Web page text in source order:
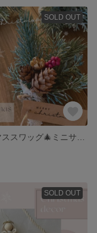
SOLD OUT
SOLD OUT